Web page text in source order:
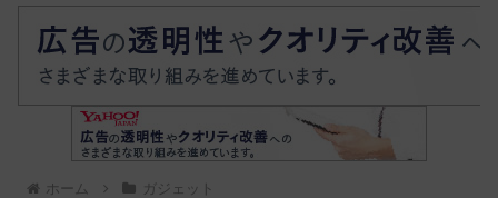
ホーム ガジェット